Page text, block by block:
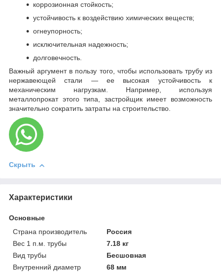
коррозионная стойкость;
устойчивость к воздействию химических веществ;
огнеупорность;
исключительная надежность;
долговечность.
Важный аргумент в пользу того, чтобы использовать трубу из
нержавеющей стали — ее высокая устойчивость к
механическим нагрузкам. Например, используя
металлопрокат этого типа, застройщик имеет возможность
значительно сократить затраты на строительство.
Скрыть
Характеристики
Основные
Страна производитель
Россия
Вес 1 п.м. трубы
7.18 кг
Вид трубы
Бесшовная
Внутренний диаметр
68 мм